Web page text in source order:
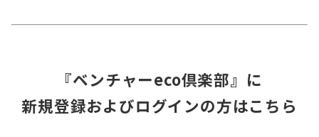
『ベンチャーeco倶楽部』に
新規登録およびログインの方はこちら